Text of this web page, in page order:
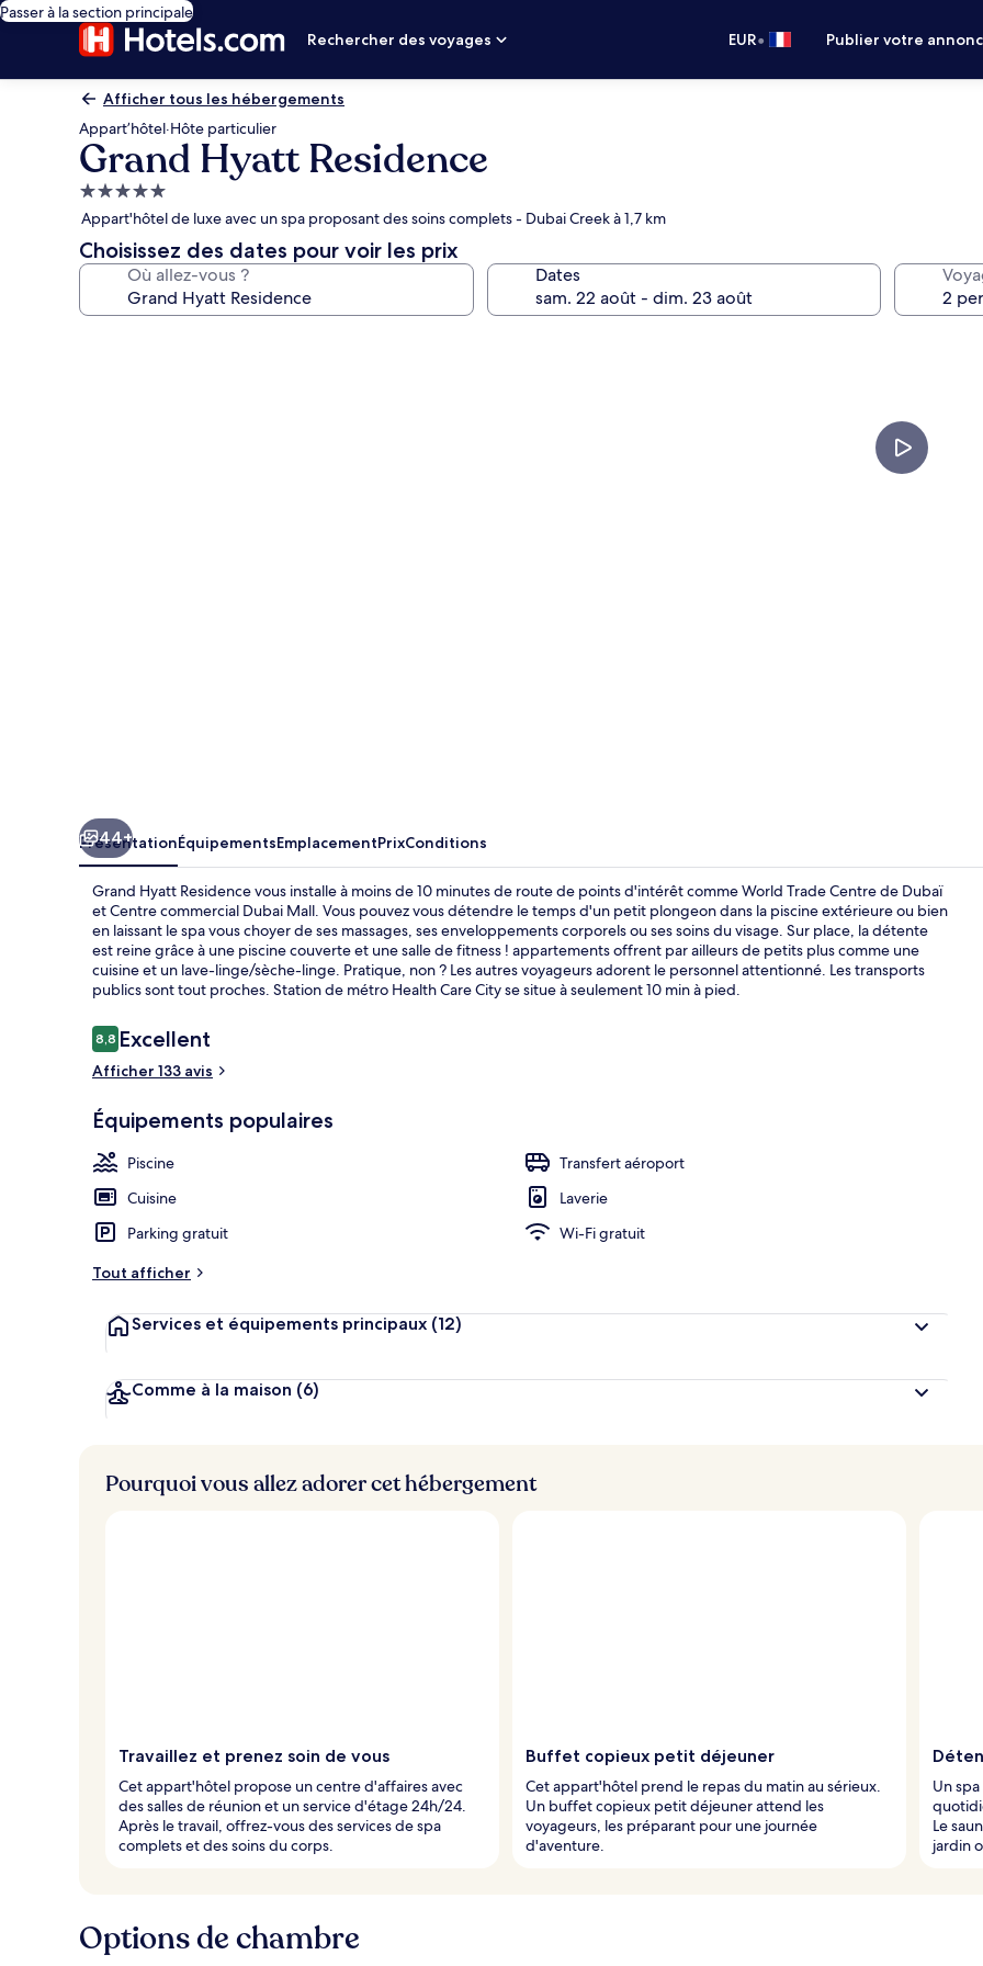
Passer à la section principale
Rechercher des voyages
EUR• Publier votre
Afficher tous les hébergements
Appart’hôtel·Hôte particulier
Grand Hyatt Residence
Hébergement
5.0 étoiles
Appart'hôtel de luxe avec un spa proposant des soins complets - Dubai Creek à 1,7 km
Choisissez des dates pour voir les prix
Où allez-vous ? Dates
Soins
44+
PrésentationÉquipementsEmplacementPrixConditions
Grand Hyatt Residence vous installe à moins de 10 minutes de route de points d'intérêt comme World Trade Centre de Dubaï
et Centre commercial Dubai Mall. Vous pouvez vous détendre le temps d'un petit plongeon dans la piscine extérieure ou bien
en laissant le spa vous choyer de ses massages, ses enveloppements corporels ou ses soins du visage. Sur place, la détente
est reine grâce à une piscine couverte et une salle de fitness ! appartements offrent par ailleurs de petits plus comme une
cuisine et un lave-linge/sèche-linge. Pratique, non ? Les autres voyageurs adorent le personnel attentionné. Les transports
publics sont tout proches. Station de métro Health Care City se situe à seulement 10 min à pied.
Avis
voyageurs
8,88,8 sur 10
Excellent
Afficher 133 avis
Équipements populaires
Piscine
Transfert aéroport
Cuisine
Laverie
Parking gratuit
Wi-Fi gratuit
Tout afficher
Services et équipements principaux (12)
Comme à la maison (6)
Pourquoi vous allez adorer cet hébergement
Travaillez et prenez soin de vous
Cet appart'hôtel propose un centre d'affaires avec
des salles de réunion et un service d'étage 24h/24.
Après le travail, offrez-vous des services de spa
complets et des soins du corps.
Buffet copieux petit déjeuner
Cet appart'hôtel prend le repas du matin au sérieux.
Un buffet copieux petit déjeuner attend les
voyageurs, les préparant pour une journée
d'aventure.
Un
Le
jardin
Options de chambre